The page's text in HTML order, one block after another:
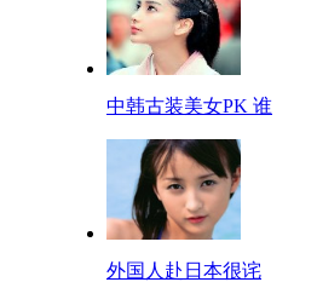
中韩古装美女PK 谁
外国人赴日本很诧